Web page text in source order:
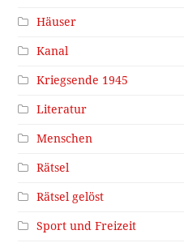
Häuser
Kanal
Kriegsende 1945
Literatur
Menschen
Rätsel
Rätsel gelöst
Sport und Freizeit